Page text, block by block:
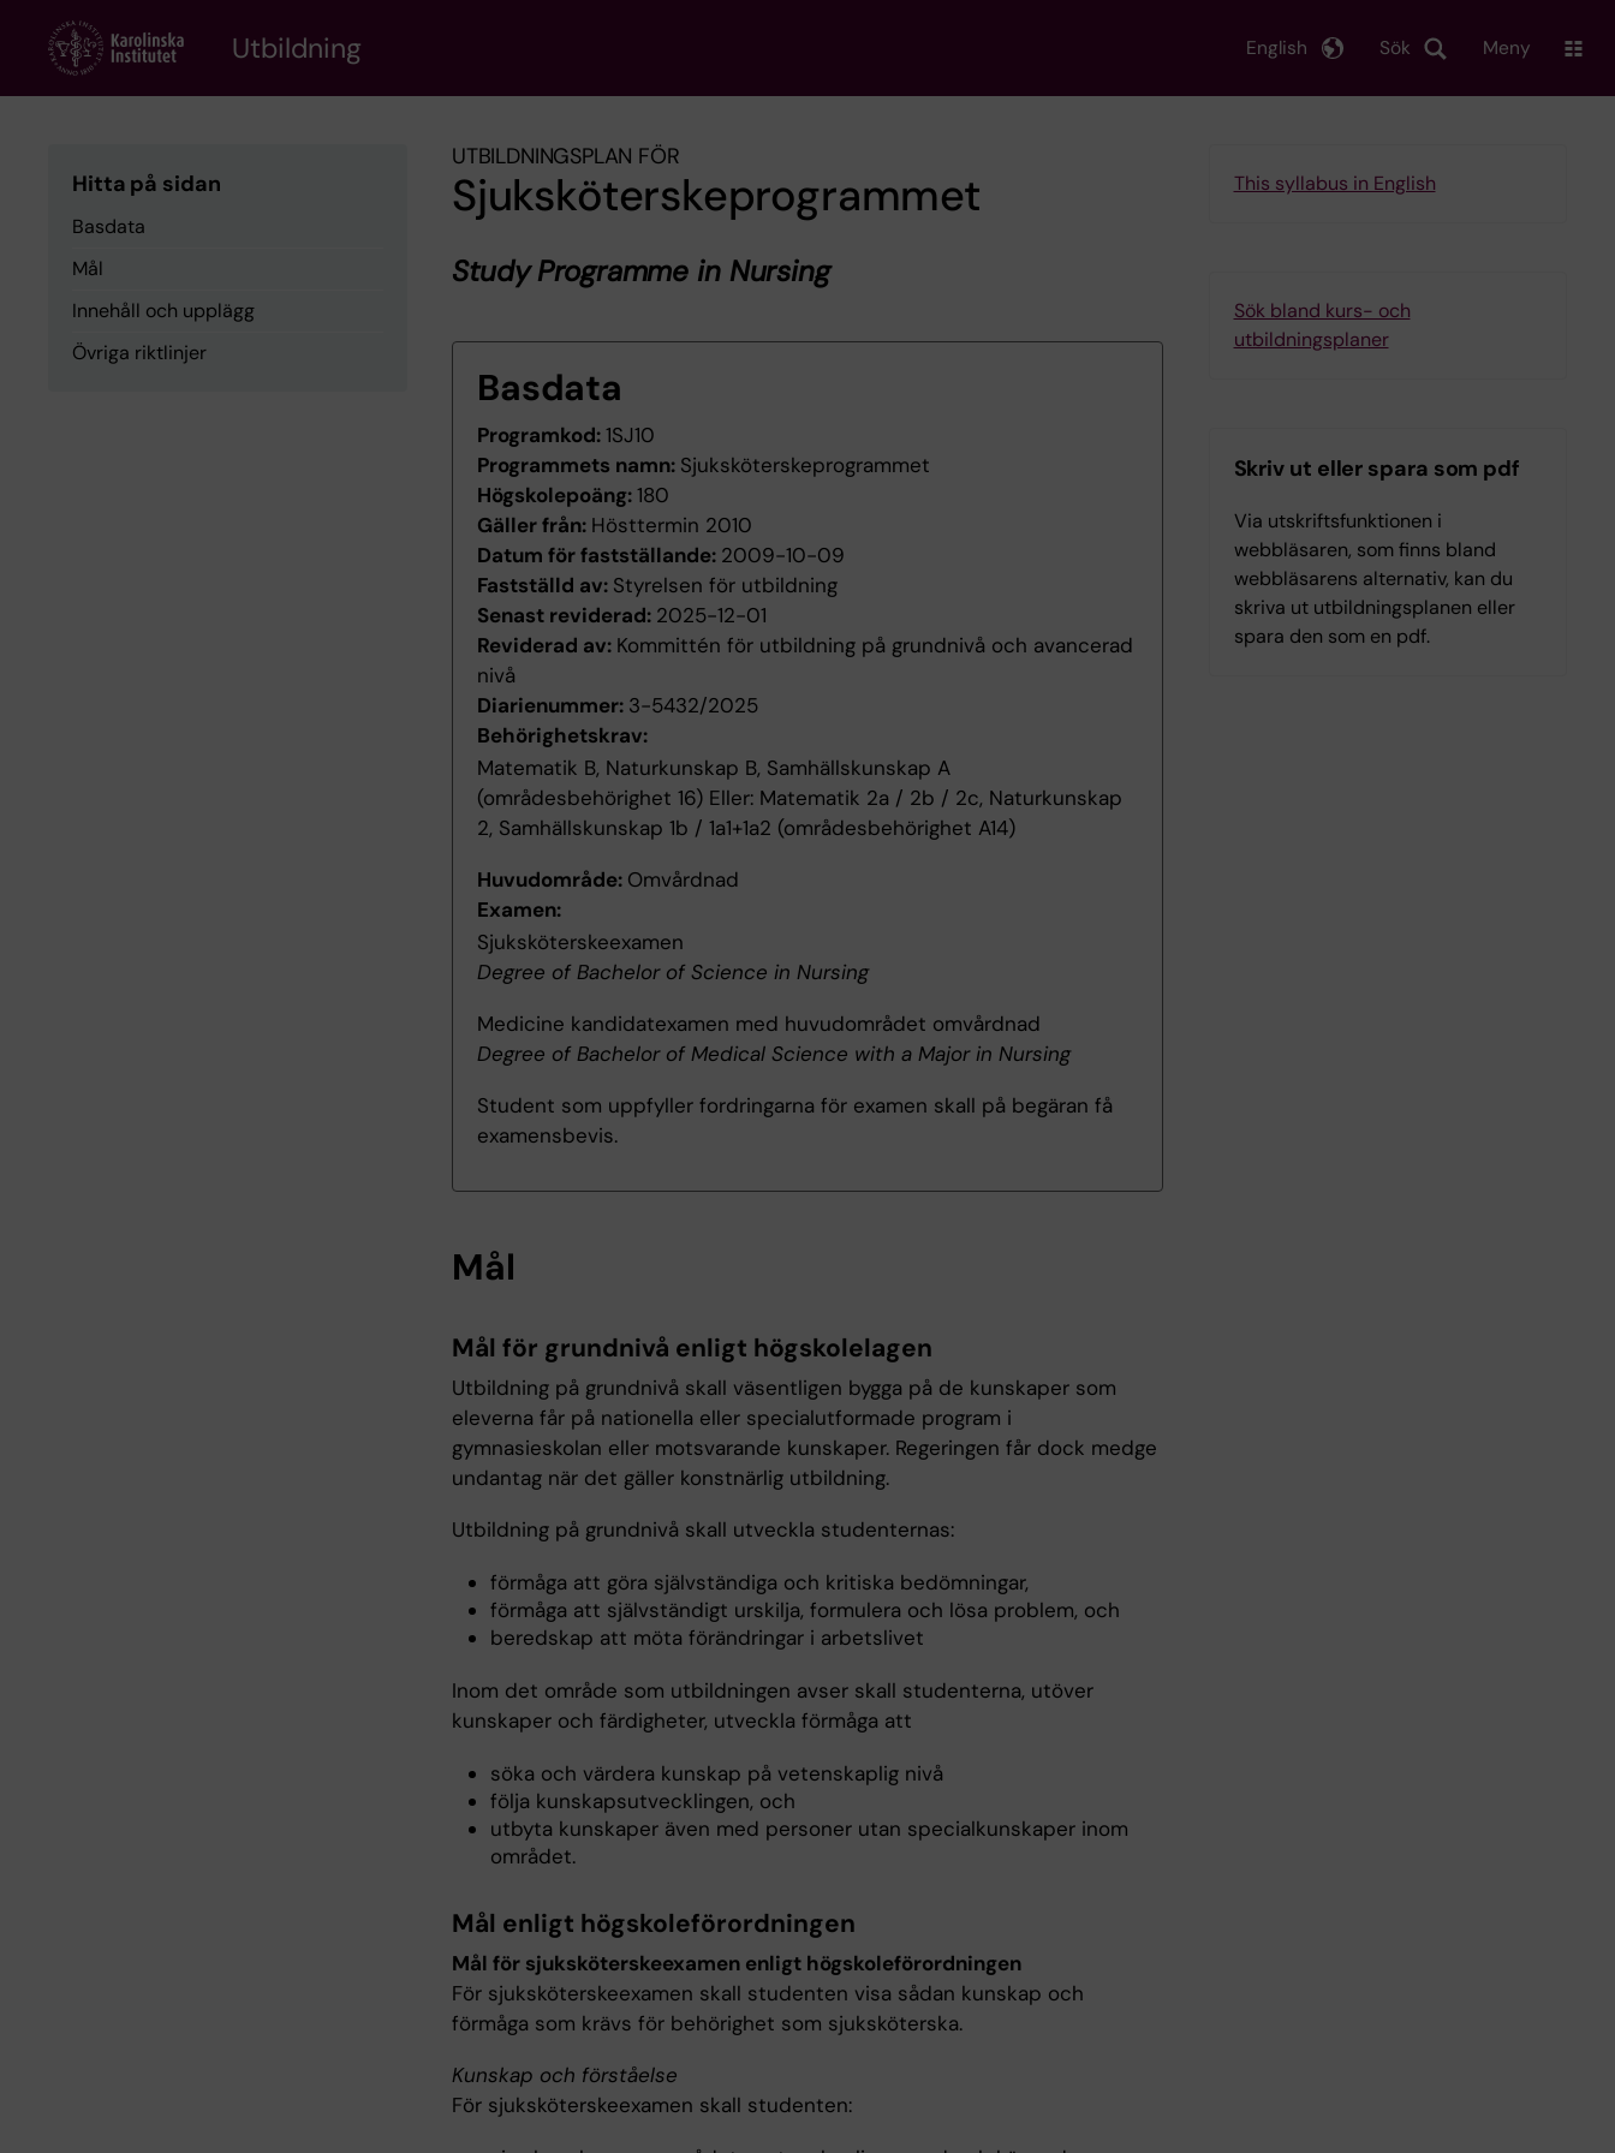
content
Utbildning Sök
English Meny
Hitta på sidan
Basdata
Mål
Innehåll och upplägg
Övriga riktlinjer
UTBILDNINGSPLAN FÖR
Sjuksköterskeprogrammet
Study Programme in Nursing
Basdata
Programkod:1SJ10
Programmets namn: Sjuksköterskeprogrammet
Högskolepoäng:180
Gäller från: Hösttermin 2010
Datum för fastställande: 2009-10-09
Fastställd av: Styrelsen för utbildning
Senast reviderad: 2025-12-01
Reviderad av: Kommittén för utbildning på grundnivå och avancerad
nivå
Diarienummer: 3-5432/2025
Behörighetskrav:
Matematik B, Naturkunskap B, Samhällskunskap A
(områdesbehörighet 16) Eller: Matematik 2a / 2b / 2c, Naturkunskap
2, Samhällskunskap 1b / 1a1+1a2 (områdesbehörighet A14)
Huvudområde: Omvårdnad
Examen:
Sjuksköterskeexamen
Degree of Bachelor of Science in Nursing
Medicine kandidatexamen med huvudområdet omvårdnad
Degree of Bachelor of Medical Science with a Major in Nursing
Student som uppfyller fordringarna för examen skall på begäran få
examensbevis.
Mål
Mål för grundnivå enligt högskolelagen
Utbildning på grundnivå skall väsentligen bygga på de kunskaper som
eleverna får på nationella eller specialutformade program i
gymnasieskolan eller motsvarande kunskaper. Regeringen får dock medge
undantag när det gäller konstnärlig utbildning.
Utbildning på grundnivå skall utveckla studenternas:
förmåga att göra självständiga och kritiska bedömningar,
förmåga att självständigt urskilja, formulera och lösa problem, och
beredskap att möta förändringar i arbetslivet
Inom det område som utbildningen avser skall studenterna, utöver
kunskaper och färdigheter, utveckla förmåga att
söka och värdera kunskap på vetenskaplig nivå
följa kunskapsutvecklingen, och
utbyta kunskaper även med personer utan specialkunskaper inom
området.
Mål enligt högskoleförordningen
Mål för sjuksköterskeexamen enligt högskoleförordningen
För sjuksköterskeexamen skall studenten visa sådan kunskap och
förmåga som krävs för behörighet som sjuksköterska.
Kunskap och förståelse
För sjuksköterskeexamen skall studenten:
This syllabus in English
Sök bland kurs- och
utbildningsplaner
Skriv ut eller spara som pdf
Via utskriftsfunktionen i
webbläsaren, som finns bland
webbläsarens alternativ, kan du
skriva ut utbildningsplanen eller
spara den som en pdf.